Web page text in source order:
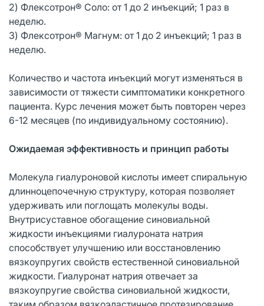
2) Флексотрон® Соло: от 1 до 2 инъекций; 1 раз в
неделю.
3) Флексотрон® Магнум: от 1 до 2 инъекций; 1 раз в
неделю.
Количество и частота инъекций могут изменяться в
зависимости от тяжести симптоматики конкретного
пациента. Курс лечения может быть повторен через
6-12 месяцев (по индивидуальному состоянию).
Ожидаемая эффективность и принцип работы
Молекула гиалуроновой кислоты имеет спиральную
длинноцепочечную структуру, которая позволяет
удерживать или поглощать молекулы воды.
Внутрисуставное обогащение синовиальной
жидкости инъекциями гиалуроната натрия
способствует улучшению или восстановлению
вязкоупругих свойств естественной синовиальной
жидкости. Гиалуронат натрия отвечает за
вязкоупругие свойства синовиальной жидкости,